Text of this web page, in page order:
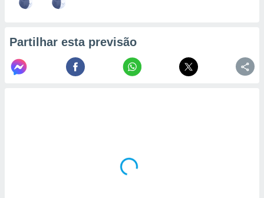
Partilhar esta previsão